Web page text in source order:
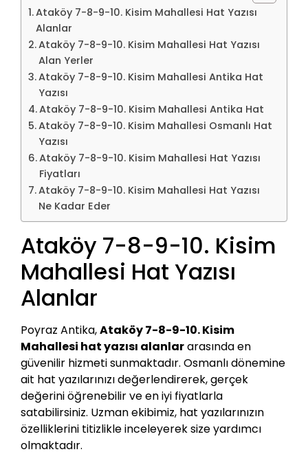
Ataköy 7-8-9-10. Kisim Mahallesi Hat Yazısı
Alanlar
Ataköy 7-8-9-10. Kisim Mahallesi Hat Yazısı
Alan Yerler
Ataköy 7-8-9-10. Kisim Mahallesi Antika Hat
Yazısı
Ataköy 7-8-9-10. Kisim Mahallesi Antika Hat
Ataköy 7-8-9-10. Kisim Mahallesi Osmanlı Hat
Yazısı
Ataköy 7-8-9-10. Kisim Mahallesi Hat Yazısı
Fiyatları
Ataköy 7-8-9-10. Kisim Mahallesi Hat Yazısı
Ne Kadar Eder
Ataköy 7-8-9-10. Kisim
Mahallesi Hat Yazısı
Alanlar
Poyraz Antika,Ataköy 7-8-9-10. Kisim
Mahallesi hat yazısı alanlararasında en
güvenilir hizmeti sunmaktadır. Osmanlı dönemine
ait hat yazılarınızı değerlendirerek, gerçek
değerini öğrenebilir ve en iyi fiyatlarla
satabilirsiniz. Uzman ekibimiz, hat yazılarınızın
özelliklerini titizlikle inceleyerek size yardımcı
olmaktadır.